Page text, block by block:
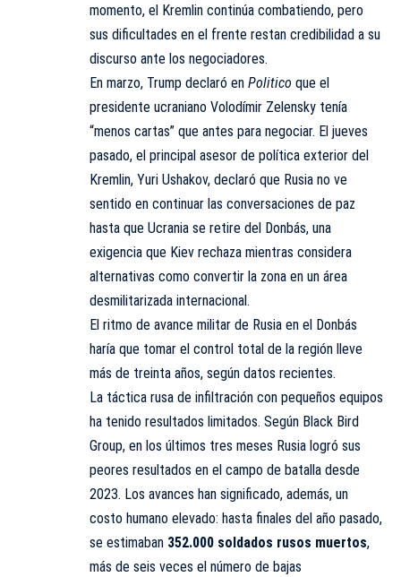
momento, el Kremlin continúa combatiendo, pero
sus dificultades en el frente restan credibilidad a su
discurso ante los negociadores.
En marzo, Trump declaró en Politico que el
presidente ucraniano Volodímir Zelensky tenía
“menos cartas” que antes para negociar. El jueves
pasado, el principal asesor de política exterior del
Kremlin, Yuri Ushakov, declaró que Rusia no ve
sentido en continuar las conversaciones de paz
hasta que Ucrania se retire del Donbás, una
exigencia que Kiev rechaza mientras considera
alternativas como convertir la zona en un área
desmilitarizada internacional.
El ritmo de avance militar de Rusia en el Donbás
haría que tomar el control total de la región lleve
más de treinta años, según datos recientes.
La táctica rusa de infiltración con pequeños equipos
ha tenido resultados limitados. Según Black Bird
Group, en los últimos tres meses Rusia logró sus
peores resultados en el campo de batalla desde
2023. Los avances han significado, además, un
costo humano elevado: hasta finales del año pasado,
se estimaban 352.000 soldados rusos muertos,
más de seis veces el número de bajas